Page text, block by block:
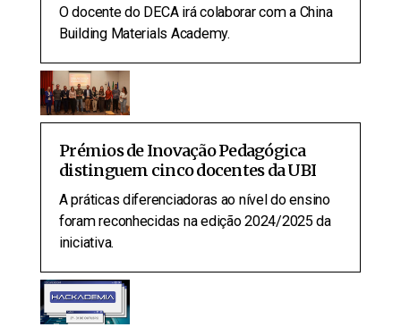
O docente do DECA irá colaborar com a China
Building Materials Academy.
Prémios de Inovação Pedagógica
distinguem cinco docentes da UBI
A práticas diferenciadoras ao nível do ensino
foram reconhecidas na edição 2024/2025 da
iniciativa.